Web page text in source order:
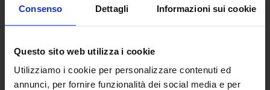
Consenso Dettagli Informazioni sui cookie
Questo sito web utilizza i cookie
Utilizziamo i cookie per personalizzare contenuti ed
annunci, per fornire funzionalità dei social media e per